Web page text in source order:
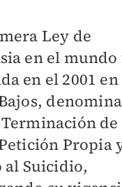
Ley de
en el mundo
en el 2001 en
de
Propia
Suicidio,